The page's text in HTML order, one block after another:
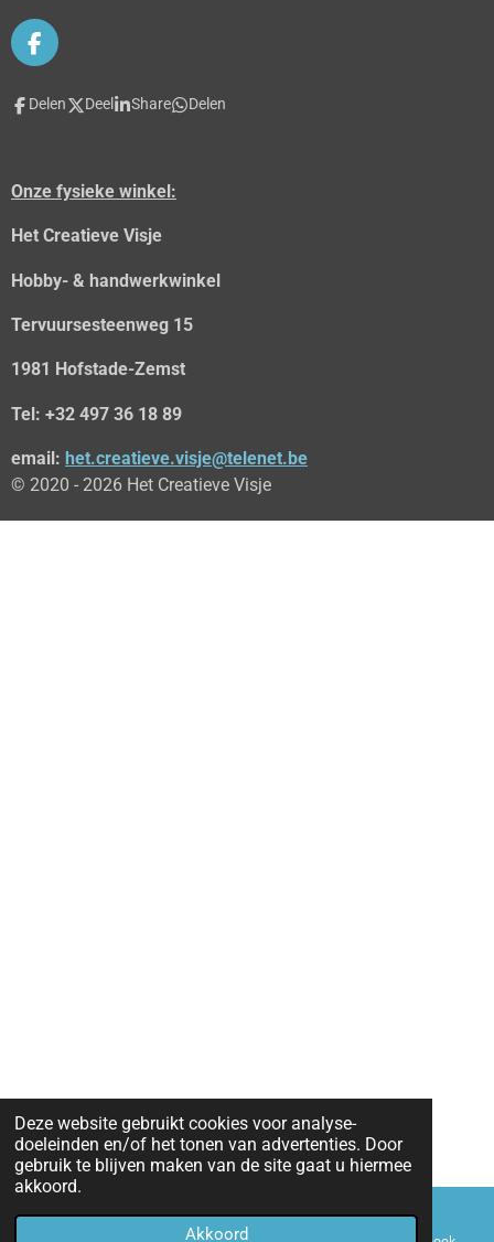
Deze website gebruikt cookies voor analyse-
doeleinden en/of het tonen van advertenties. Door
gebruik te blijven maken van de site gaat u hiermee
akkoord.
Akkoord
F
a
c
e
k
Delen Deel Share Delen
Onze fysieke winkel:
Het Creatieve Visje
Hobby- & handwerkwinkel
Tervuursesteenweg 15
1981 Hofstade-Zemst
Tel: +32 497 36 18 89
email: het.creatieve.visje@telenet.be
© 2020 - 2026 Het Creatieve Visje